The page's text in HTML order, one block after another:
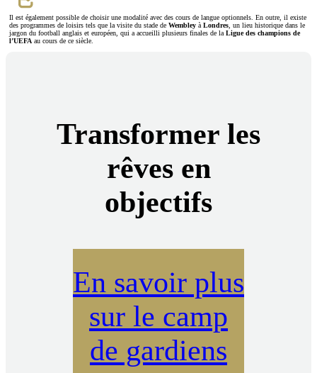
Il est également possible de choisir une modalité avec des cours de langue optionnels. En outre, il existe
des programmes de loisirs tels que la visite du stade de Wembley à Londres , un lieu historique dans le
jargon du football anglais et européen, qui a accueilli plusieurs finales de la Ligue des champions de
l’UEFA au cours de ce siècle.
Transformer les
rêves en
objectifs
En savoir plus
sur le camp
de gardiens